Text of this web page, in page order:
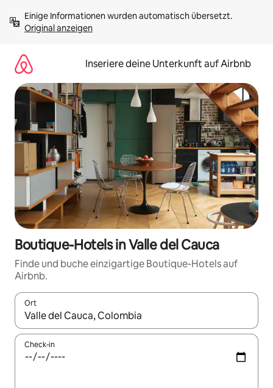
Inhalten
springenOriginal anzeigen
Inseriere deine Unterkunft auf Airbnb
Boutique-Hotels in Valle del Cauca
Finde und buche einzigartige Boutique-Hotels auf
Airbnb.
Ort
Wenn Ergebnisse verfügbar sind, navigiere mit den
Check-in